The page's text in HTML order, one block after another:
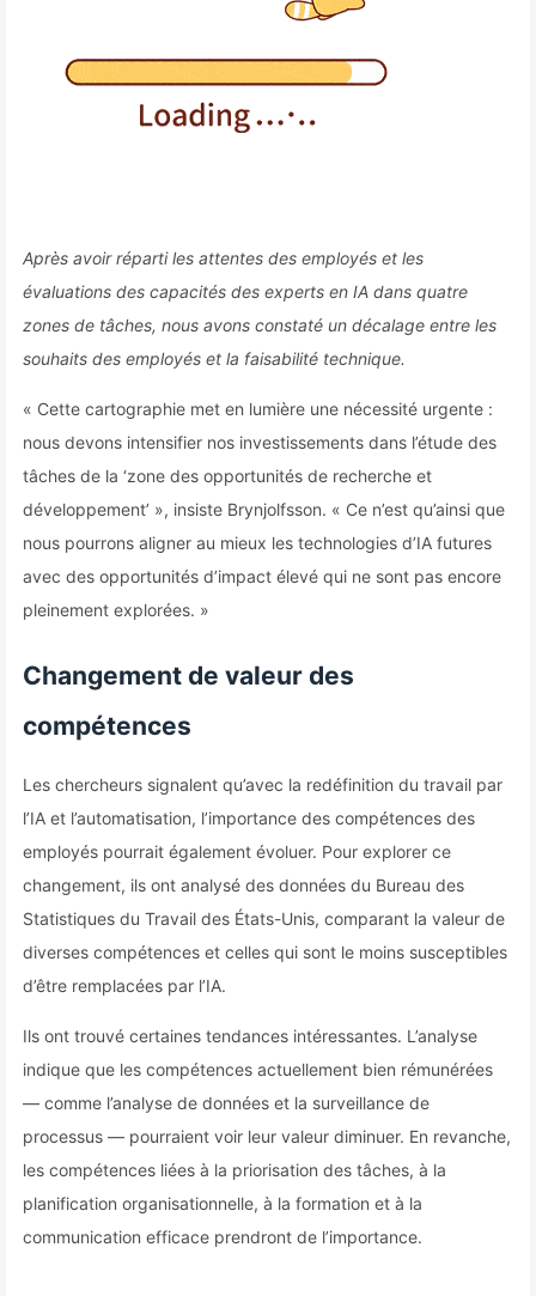
Après avoir réparti les attentes des employés et les
évaluations des capacités des experts en IA dans quatre
zones de tâches, nous avons constaté un décalage entre les
souhaits des employés et la faisabilité technique.
« Cette cartographie met en lumière une nécessité urgente :
nous devons intensifier nos investissements dans l’étude des
tâches de la ‘zone des opportunités de recherche et
développement’ », insiste Brynjolfsson. « Ce n’est qu’ainsi que
nous pourrons aligner au mieux les technologies d’IA futures
avec des opportunités d’impact élevé qui ne sont pas encore
pleinement explorées. »
Changement de valeur des
compétences
Les chercheurs signalent qu’avec la redéfinition du travail par
l’IA et l’automatisation, l’importance des compétences des
employés pourrait également évoluer. Pour explorer ce
changement, ils ont analysé des données du Bureau des
Statistiques du Travail des États-Unis, comparant la valeur de
diverses compétences et celles qui sont le moins susceptibles
d’être remplacées par l’IA.
Ils ont trouvé certaines tendances intéressantes. L’analyse
indique que les compétences actuellement bien rémunérées
— comme l’analyse de données et la surveillance de
processus — pourraient voir leur valeur diminuer. En revanche,
les compétences liées à la priorisation des tâches, à la
planification organisationnelle, à la formation et à la
communication efficace prendront de l’importance.